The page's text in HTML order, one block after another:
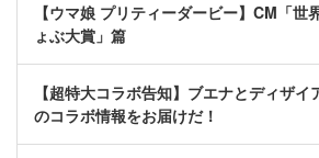
【ウマ娘 プリティーダービー】CM「世
ょぶ大賞」篇
【超特大コラボ告知】ブエナとディザイ
のコラボ情報をお届けだ！